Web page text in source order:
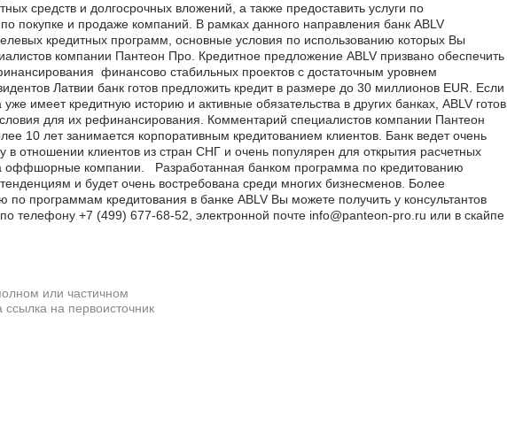
средств и долгосрочных вложений, а также предоставить услуги по
покупке и продаже компаний. В рамках данного направления банк ABLV
кредитных программ, основные условия по использованию которых Вы
компании Пантеон Про. Кредитное предложение ABLV призвано обеспечить
финансово стабильных проектов с достаточным уровнем
Латвии банк готов предложить кредит в размере до 30 миллионов EUR. Если
имеет кредитную историю и активные обязательства в других банках, ABLV готов
для их рефинансирования. Комментарий специалистов компании Пантеон
10 лет занимается корпоративным кредитованием клиентов. Банк ведет очень
в отношении клиентов из стран СНГ и очень популярен для открытия расчетных
оффшорные компании. Разработанная банком программа по кредитованию
и будет очень востребована среди многих бизнесменов. Более
программам кредитования в банке ABLV Вы можете получить у консультантов
телефону +7 (499) 677-68-52, электронной почте info@panteon-pro.ru или в скайпе
или частичном
на первоисточник
иностранную компанию
по запросу